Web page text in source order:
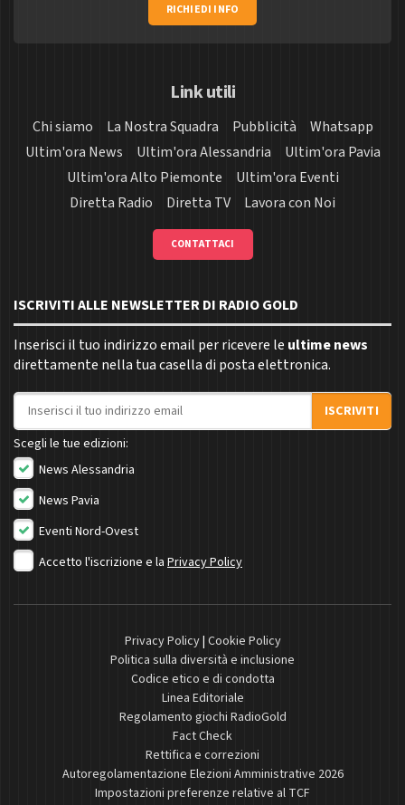
RICHIEDI INFO
Link utili
Chi siamo La Nostra Squadra Pubblicità
Whatsapp
Ultim'ora News
Ultim'ora Alessandria
Ultim'ora Pavia
Ultim'ora Alto Piemonte
Ultim'ora Eventi
Diretta Radio
Diretta TV Lavora con Noi
CONTATTACI
ISCRIVITI ALLE NEWSLETTER DI RADIO GOLD
Inserisci il tuo indirizzo email per ricevere le ultime news
direttamente nella tua casella di posta elettronica.
Indirizzo email
ISCRIVITI
Scegli le tue edizioni:
News Alessandria
News Pavia
Eventi Nord-Ovest
Accetto l'iscrizione e la Privacy Policy
Privacy Policy| Cookie Policy
Politica sulla diversità e inclusione
Codice etico e di condotta
Linea Editoriale
Regolamento giochi RadioGold
Fact Check
Rettifica e correzioni
Autoregolamentazione Elezioni Amministrative 2026
Impostazioni preferenze relative al TCF